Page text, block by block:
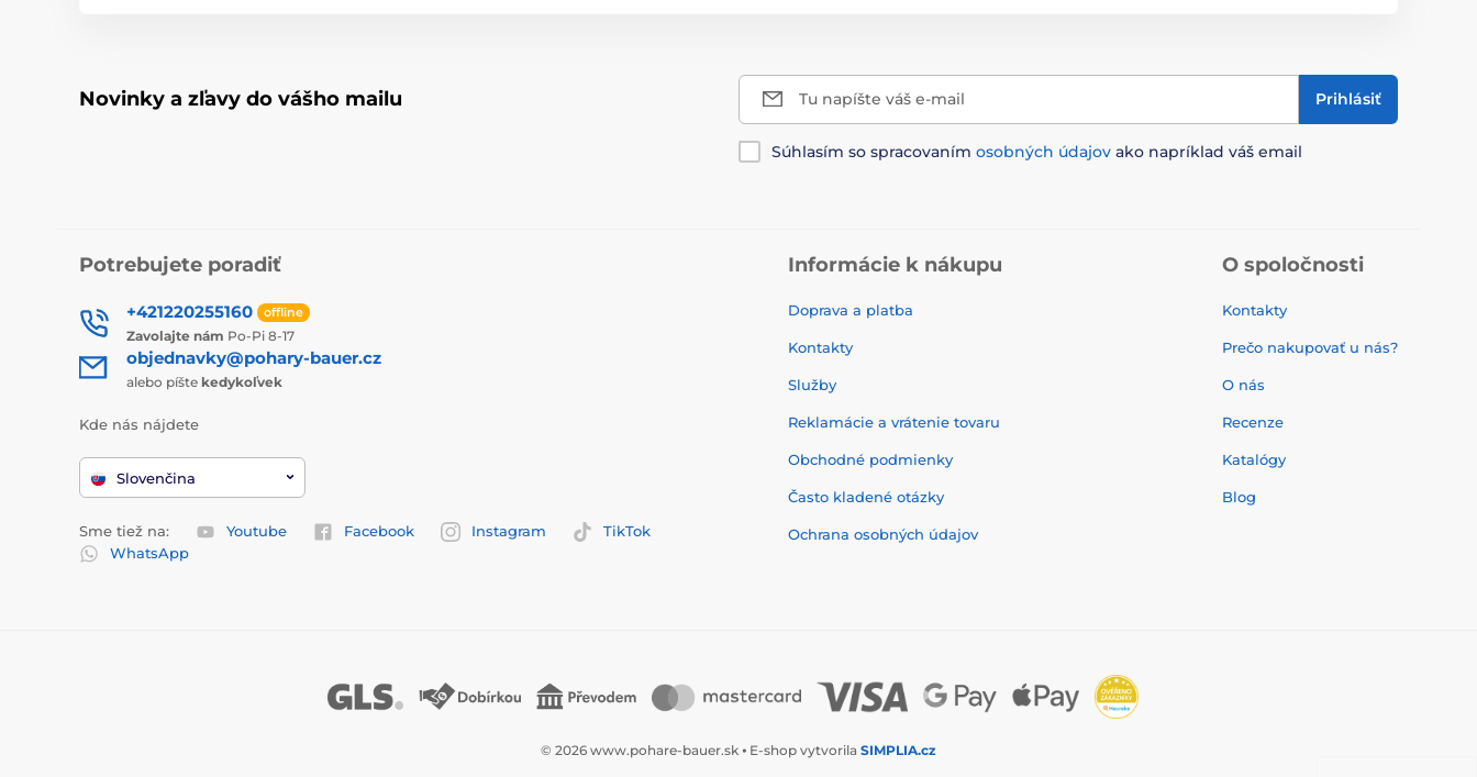
Novinky a zľavy do vášho mailu Tu napíšte váš e-mail Prihlásiť
Súhlasím so spracovaním osobných údajov ako napríklad váš email
Potrebujete poradiť
+421220255160 offline
Zavolajte nám Po-Pi 8-17
objednavky@pohary-bauer.cz
alebo píšte kedykoľvek
Kde nás nájdete
Slovenčina
Sme tiež na: Youtube Facebook Instagram
TikTok
WhatsApp
Informácie k nákupu
Doprava a platba
Kontakty
Služby
Reklamácie a vrátenie tovaru
Obchodné podmienky
Často kladené otázky
Ochrana osobných údajov
O spoločnosti
Kontakty
Prečo nakupovať u nás?
O nás
Recenze
Katalógy
Blog
© 2026 www.pohare-bauer.sk ⦁ E-shop vytvorila SIMPLIA.cz